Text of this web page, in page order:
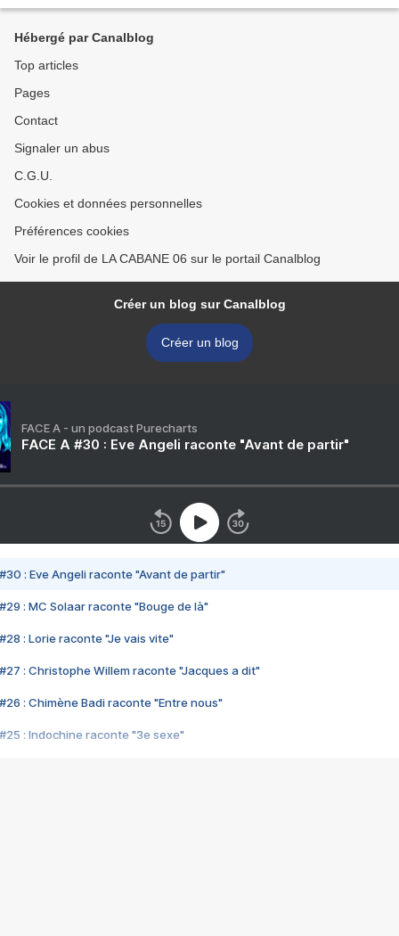
Hébergé par Canalblog
Top articles
Pages
Contact
Signaler un abus
C.G.U.
Cookies et données personnelles
Préférences cookies
Voir le profil de LA CABANE 06 sur le portail Canalblog
Créer un blog sur Canalblog
Créer un blog
FACE A - un podcast Purecharts
FACE A #30 : Eve Angeli raconte "Avant de partir"
#30 : Eve Angeli raconte "Avant de partir"
#29 : MC Solaar raconte "Bouge de là"
#28 : Lorie raconte "Je vais vite"
#27 : Christophe Willem raconte "Jacques a dit"
#26 : Chimène Badi raconte "Entre nous"
#25 : Indochine raconte "3e sexe"